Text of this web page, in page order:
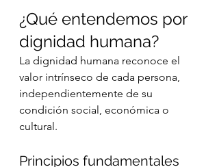
¿Qué entendemos por
dignidad humana?
La dignidad humana reconoce el
valor intrínseco de cada persona,
independientemente de su
condición social, económica o
cultural.
Principios fundamentales